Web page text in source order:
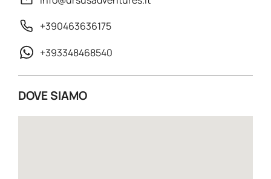
+390463636175
+393348468540
DOVE SIAMO